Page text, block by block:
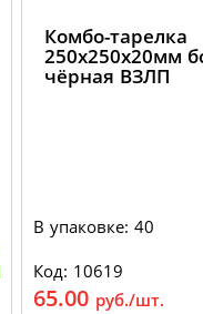
Комбо-тарелка
250х250х20мм
чёрная ВЗЛП
В упаковке: 40
Код: 10619
65.00 руб./шт.